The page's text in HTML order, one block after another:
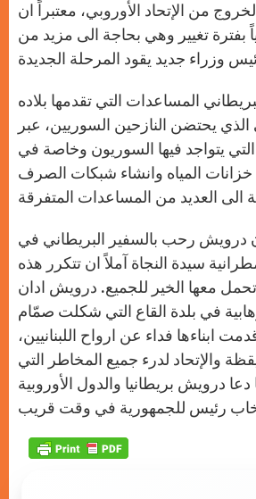
من الإتحاد الأوروبي، معتبراً ان
بفترة تغيير وهي بحاجة الى مزيد من
المساعدات التي تقدمها بلاده
الذي يحتضن النازحين السوريين، عبر
يتواجد فيها السوريون وخاصة في
خزانات المياه وانشاء شبكات الصرف
درويش رحب بالسفير البريطاني في
سيدة النجاة آملاً ان تتكرر هذه
تحمل معها الخير للجميع. درويش ادان
في بلدة القاع التي شكلت صمّام
ابناءها فداء عن ارواح اللبنانيين،
والإتحاد لدرء جميع المخاطر التي
درويش بريطانيا والدول الأوروبية